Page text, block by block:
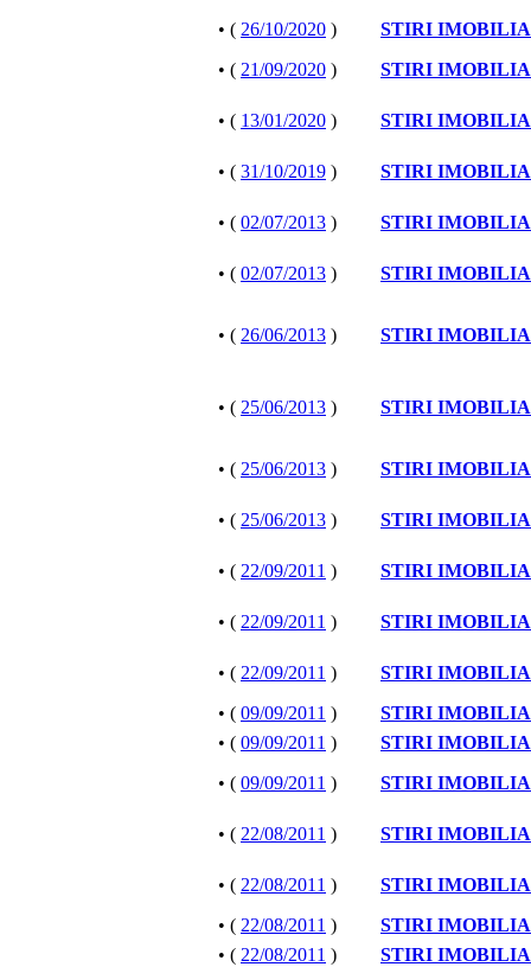
• ( 26/10/2020 )
STIRI
• ( 21/09/2020 ) STIRI
• ( 13/01/2020 ) STIRI
• ( 31/10/2019 ) STIRI
• ( 02/07/2013 ) STIRI
• ( 02/07/2013 ) STIRI
• ( 26/06/2013 ) STIRI
• ( 25/06/2013 ) STIRI
• ( 25/06/2013 ) STIRI
• ( 25/06/2013 ) STIRI
• ( 22/09/2011 ) STIRI
• ( 22/09/2011 ) STIRI
• ( 22/09/2011 )
STIRI
• ( 09/09/2011 )
STIRI
• ( 09/09/2011 )
STIRI
• ( 09/09/2011 ) STIRI
• ( 22/08/2011 ) STIRI
• ( 22/08/2011 )
STIRI
• ( 22/08/2011 )
STIRI
• ( 22/08/2011 )
STIRI